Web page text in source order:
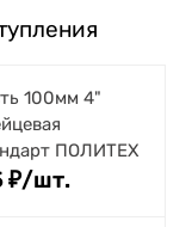
100мм 4"
ПОЛИТЕХ
₽/шт.